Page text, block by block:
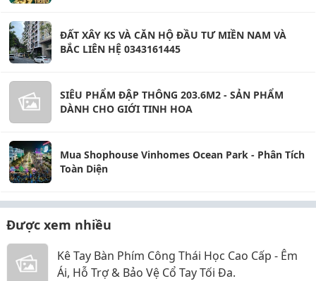
ĐẤT XÂY KS VÀ CĂN HỘ ĐẦU TƯ MIỀN NAM VÀ
BẮC LIÊN HỆ 0343161445
SIÊU PHẨM ĐẬP THÔNG 203.6M2 - SẢN PHẨM
DÀNH CHO GIỚI TINH HOA
Mua Shophouse Vinhomes Ocean Park - Phân Tích
Toàn Diện
Được xem nhiều
Kê Tay Bàn Phím Công Thái Học Cao Cấp - Êm
Ái, Hỗ Trợ & Bảo Vệ Cổ Tay Tối Đa.